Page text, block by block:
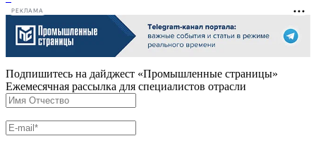
РЕКЛАМА
Подпишитесь на дайджест «Промышленные страницы»
Ежемесячная рассылка для специалистов отрасли